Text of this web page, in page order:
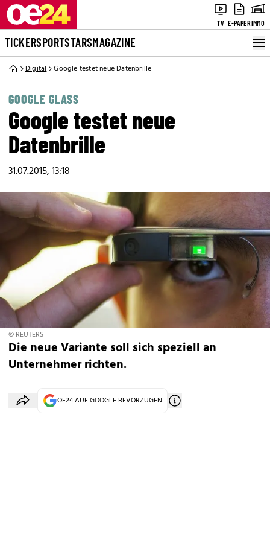
TV E-PAPERIMMO
TICKERSPORTSTARSMAGAZINE
Digital Google testet neue Datenbrille
GOOGLE GLASS
Google testet neue
Datenbrille
31.07.2015, 13:18
© REUTERS
Die neue Variante soll sich speziell an
Unternehmer richten.
OE24 AUF GOOGLE BEVORZUGEN